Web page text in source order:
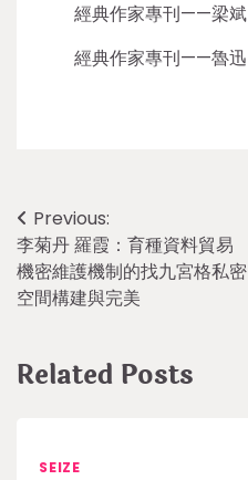
經典作家專刊——梁斌
經典作家專刊——魯迅
Post
navigation
Previous:
李菊丹 羅霞：育種資料貿易
機密維護機制的找九宮格私密
空間構建與完美
Related Posts
SEIZE